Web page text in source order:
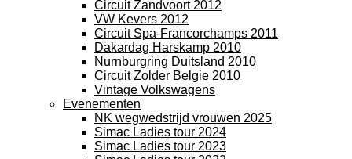
Circuit Zandvoort 2012
VW Kevers 2012
Circuit Spa-Francorchamps 2011
Dakardag Harskamp 2010
Nurnburgring Duitsland 2010
Circuit Zolder Belgie 2010
Vintage Volkswagens
Evenementen
NK wegwedstrijd vrouwen 2025
Simac Ladies tour 2024
Simac Ladies tour 2023